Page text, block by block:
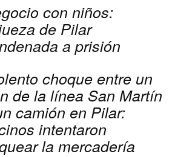
con niños:
de Pilar
a prisión
choque entre un
de la línea San Martín
camión en Pilar:
intentaron
la mercadería